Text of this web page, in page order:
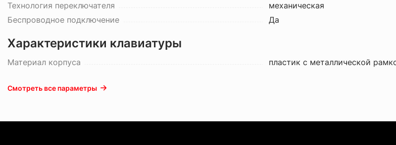
Технология переключателя
механическая
Беспроводное подключение
Да
Характеристики клавиатуры
Материал корпуса пластик с металлической
Смотреть все параметры